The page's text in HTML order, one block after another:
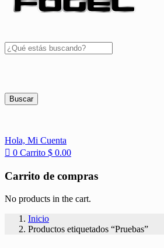
Buscar
Hola, Mi Cuenta
0 Carrito $ 0.00
Carrito de compras
No products in the cart.
Inicio
Productos etiquetados “Pruebas”